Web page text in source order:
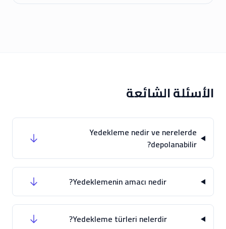
الأسئلة الشائعة
Yedekleme nedir ve nerelerde
depolanabilir?
Yedeklemenin amacı nedir?
Yedekleme türleri nelerdir?